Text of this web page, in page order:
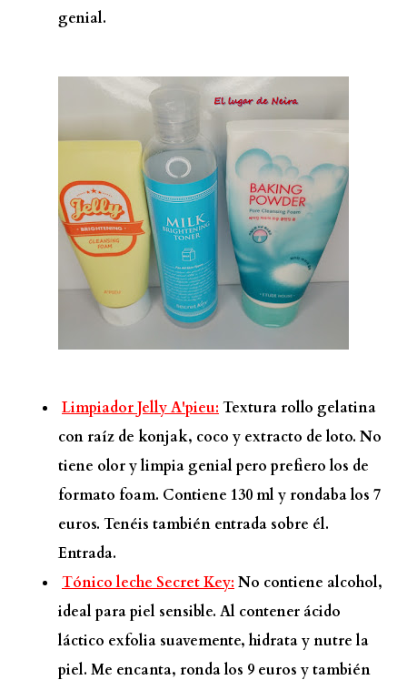
genial.
Limpiador Jelly A'pieu: Textura rollo gelatina
con raíz de konjak, coco y extracto de loto. No
tiene olor y limpia genial pero prefiero los de
formato foam. Contiene 130 ml y rondaba los 7
euros. Tenéis también entrada sobre él.
Entrada.
Tónico leche Secret Key: No contiene alcohol,
ideal para piel sensible. Al contener ácido
láctico exfolia suavemente, hidrata y nutre la
piel. Me encanta, ronda los 9 euros y también